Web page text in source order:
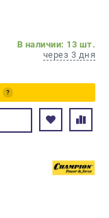
В наличии: 13 шт.
через 3 дня
?